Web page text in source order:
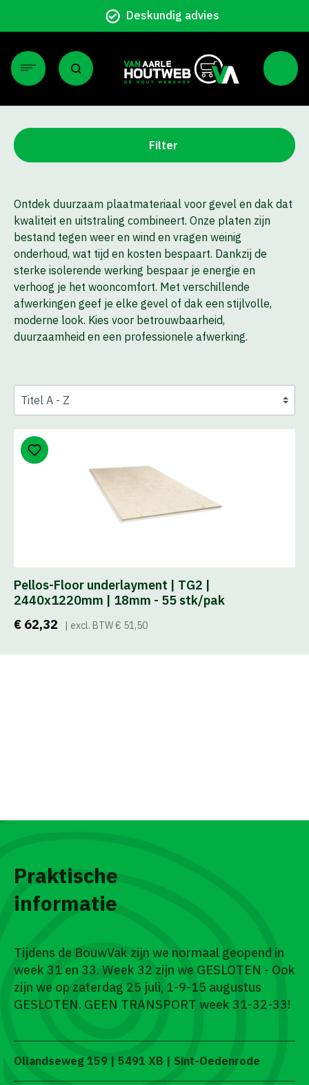
Deskundig advies
Filter
Ontdek duurzaam plaatmateriaal voor gevel en dak dat
kwaliteit en uitstraling combineert. Onze platen zijn
bestand tegen weer en wind en vragen weinig
onderhoud, wat tijd en kosten bespaart. Dankzij de
sterke isolerende werking bespaar je energie en
verhoog je het wooncomfort. Met verschillende
afwerkingen geef je elke gevel of dak een stijlvolle,
moderne look. Kies voor betrouwbaarheid,
duurzaamheid en een professionele afwerking.
Pellos-Floor underlayment | TG2 |
2440x1220mm | 18mm - 55 stk/pak
€ 62,32
| excl. BTW € 51,50
Praktische
informatie
Tijdens de BouwVak zijn we normaal geopend in
week 31 en 33. Week 32 zijn we GESLOTEN - Ook
zijn we op zaterdag 25 juli, 1-9-15 augustus
GESLOTEN. GEEN TRANSPORT week 31-32-33!
Ollandseweg 159 | 5491 XB | Sint-Oedenrode